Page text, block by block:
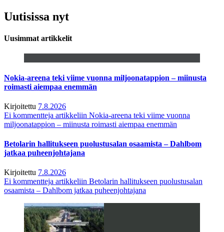
Uutisissa nyt
Uusimmat artikkelit
Nokia-areena teki viime vuonna miljoonatappion – miinusta
roimasti aiempaa enemmän
Kirjoitettu 7.8.2026
Ei kommentteja artikkeliin Nokia-areena teki viime vuonna
miljoonatappion – miinusta roimasti aiempaa enemmän
Betolarin hallitukseen puolustusalan osaamista – Dahlbom
jatkaa puheenjohtajana
Kirjoitettu 7.8.2026
Ei kommentteja artikkeliin Betolarin hallitukseen puolustusalan
osaamista – Dahlbom jatkaa puheenjohtajana